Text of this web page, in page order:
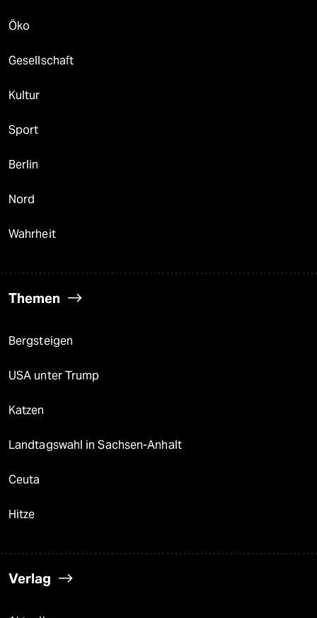
Öko
Gesellschaft
Kultur
Sport
Berlin
Nord
Wahrheit
Themen
Bergsteigen
USA unter Trump
Katzen
Landtagswahl in Sachsen-Anhalt
Ceuta
Hitze
Verlag